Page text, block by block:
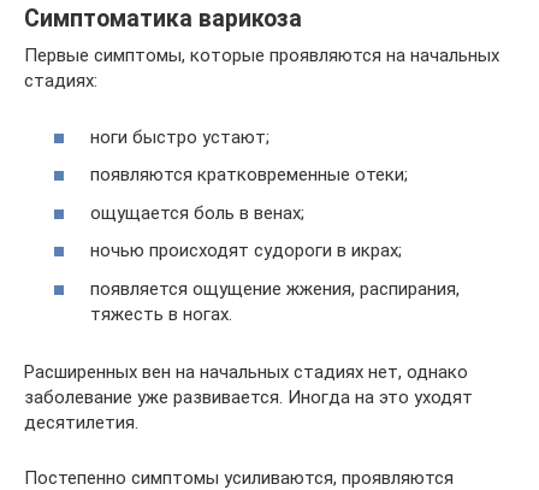
Симптоматика варикоза
Первые симптомы, которые проявляются на начальных
стадиях:
ноги быстро устают;
появляются кратковременные отеки;
ощущается боль в венах;
ночью происходят судороги в икрах;
появляется ощущение жжения, распирания,
тяжесть в ногах.
Расширенных вен на начальных стадиях нет, однако
заболевание уже развивается. Иногда на это уходят
десятилетия.
Постепенно симптомы усиливаются, проявляются